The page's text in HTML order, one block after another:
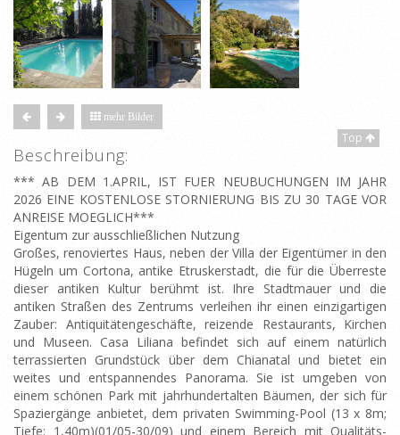
mehr Bilder
Top
Beschreibung:
*** AB DEM 1.APRIL, IST FUER NEUBUCHUNGEN IM JAHR
2026 EINE KOSTENLOSE STORNIERUNG BIS ZU 30 TAGE VOR
ANREISE MOEGLICH***
Eigentum zur ausschließlichen Nutzung
Großes, renoviertes Haus, neben der Villa der Eigentümer in den
Hügeln um Cortona, antike Etruskerstadt, die für die Überreste
dieser antiken Kultur berühmt ist. Ihre Stadtmauer und die
antiken Straßen des Zentrums verleihen ihr einen einzigartigen
Zauber: Antiquitätengeschäfte, reizende Restaurants, Kirchen
und Museen. Casa Liliana befindet sich auf einem natürlich
terrassierten Grundstück über dem Chianatal und bietet ein
weites und entspannendes Panorama. Sie ist umgeben von
einem schönen Park mit jahrhundertalten Bäumen, der sich für
Spaziergänge anbietet, dem privaten Swimming-Pool (13 x 8m;
Tiefe: 1,40m)(01/05-30/09) und einem Bereich mit Qualitäts-